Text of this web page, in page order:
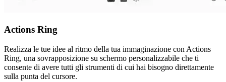
Actions Ring
Realizza le tue idee al ritmo della tua immaginazione con Actions
Ring, una sovrapposizione su schermo personalizzabile che ti
consente di avere tutti gli strumenti di cui hai bisogno direttamente
sulla punta del cursore.